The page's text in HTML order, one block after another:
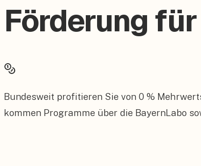
Förderung
Bundesweit profitieren Sie von 0 %
kommen Programme über die BayernLabo